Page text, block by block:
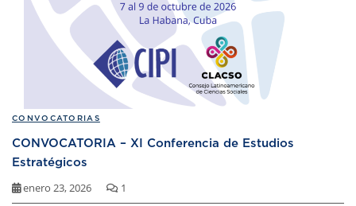
CONVOCATORIAS
CONVOCATORIA – XI Conferencia de Estudios
Estratégicos
enero 23, 2026 1